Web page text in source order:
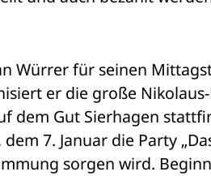
Würrer für seinen
er die große
dem Gut Sierhagen
7. Januar die Party
sorgen wird.